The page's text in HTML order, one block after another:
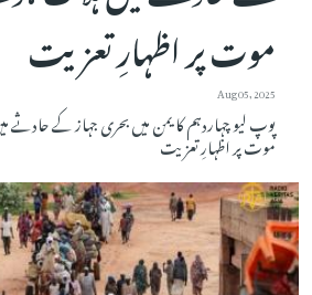
موت پر اظہارِ تعزیت
Aug 05, 2025
پوپ لیو چہاردہم کا یمن میں بحری جہاز کے
موت پر اظہارِ تعزیت